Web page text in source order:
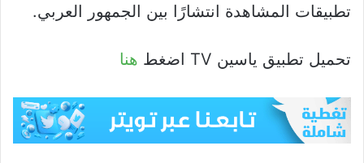
تطبيقات المشاهدة انتشارًا بين الجمهور العربي.
تحميل تطبيق ياسين TV اضغط هنا